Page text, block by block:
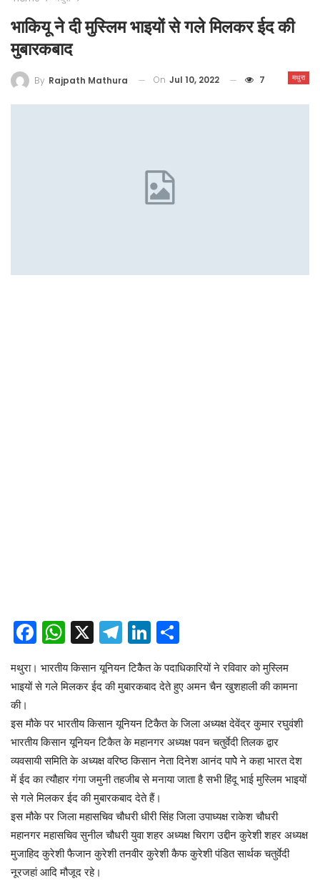
भाकियू ने दी मुस्लिम भाइयों से गले मिलकर ईद की
मुबारकबाद
मथुरा
By Rajpath Mathura On Jul 10, 2022 7
Facebook
WhatsApp
X Telegram
LinkedIn
मथुरा। भारतीय किसान यूनियन टिकैैत के पदाधिकारियों ने रविवार को मुस्लिम
भाइयों से गले मिलकर ईद की मुबारकबाद देते हुए अमन चैन खुशहाली की कामना
की।
इस मौके पर भारतीय किसान यूनियन टिकैत के जिला अध्यक्ष देवेंद्र कुमार रघुवंशी
भारतीय किसान यूनियन टिकैत के महानगर अध्यक्ष पवन चतुर्वेदी तिलक द्वार
व्यवसायी समिति के अध्यक्ष वरिष्ठ किसान नेता दिनेश आनंद पापेे ने कहा भारत देश
में ईद का त्यौहार गंगा जमुनी तहजीब से मनाया जाता है सभी हिंदू भाई मुस्लिम भाइयों
से गले मिलकर ईद की मुबारकबाद देते हैं।
इस मौके पर जिला महासचिव चौधरी धीरी सिंह जिला उपाध्यक्ष राकेश चौधरी
महानगर महासचिव सुनील चौधरी युवा शहर अध्यक्ष चिराग उद्दीन कुरेशी शहर अध्यक्ष
मुजाहिद कुरेशी फैजान कुरेशी तनवीर कुरेशी कैफ कुरेशी पंडित सार्थक चतुर्वेदी
नूरजहां आदि मौजूद रहे।